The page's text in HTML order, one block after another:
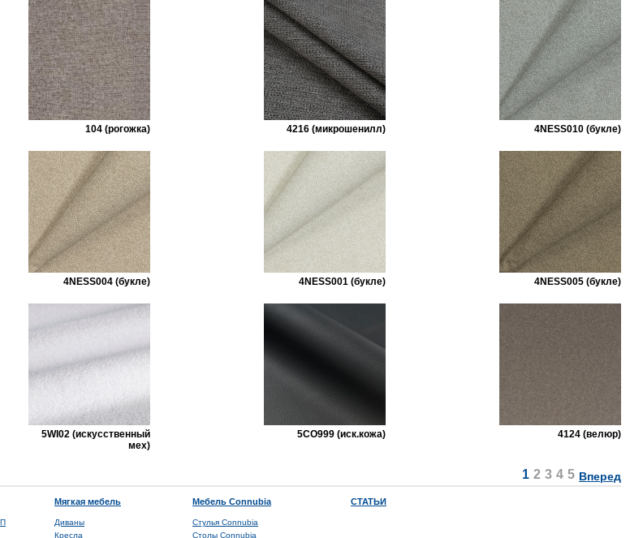
104 (рогожка) 4216 (микрошенилл) 4NESS010 (букле)
4NESS004 (букле) 4NESS001 (букле) 4NESS005 (букле)
5WI02 (искусственный
мех)
5CO999 (иск.кожа) 4124 (велюр)
1 2 3 4 5 Вперед
Мягкая мебель
Диваны
Кресла
Мебель Connubia
Стулья Connubia
Столы Connubia
СТАТЬИ